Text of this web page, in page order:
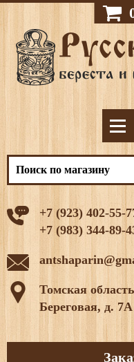
+7 (923) 402-55-
+7 (983) 344-89-
Томская
Береговая, д. 7А